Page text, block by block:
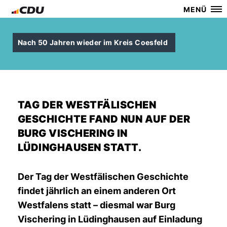
MENÜ
Nach 50 Jahren wieder im Kreis Coesfeld
TAG DER WESTFÄLISCHEN
GESCHICHTE FAND NUN AUF DER
BURG VISCHERING IN
LÜDINGHAUSEN STATT.
Der Tag der Westfälischen Geschichte
findet jährlich an einem anderen Ort
Westfalens statt – diesmal war Burg
Vischering in Lüdinghausen auf Einladung